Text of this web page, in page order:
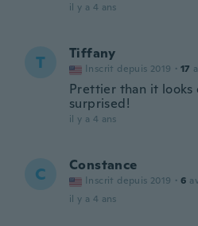
il y a 4 ans
T Tiffany
Inscrit depuis 2019 · 17
Prettier than it looks
surprised!
il y a 4 ans
C Constance
Inscrit depuis 2019 · 6
il y a 4 ans